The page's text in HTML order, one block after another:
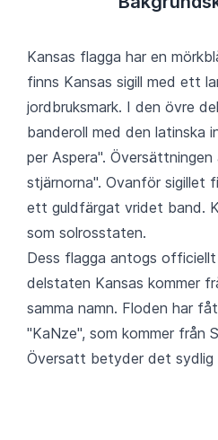
Kansas flagga har en
finns Kansas sigill med ett
jordbruksmark. I den övre
banderoll med den latinska
per Aspera".
stjärnorna". Ovanför sigillet
ett guldfärgat vridet band.
som solrosstaten.
Dess flagga antogs officiellt
delstaten Kansas kommer
samma namn. Floden har
"KaNze", som kommer från
Översatt betyder det sydlig